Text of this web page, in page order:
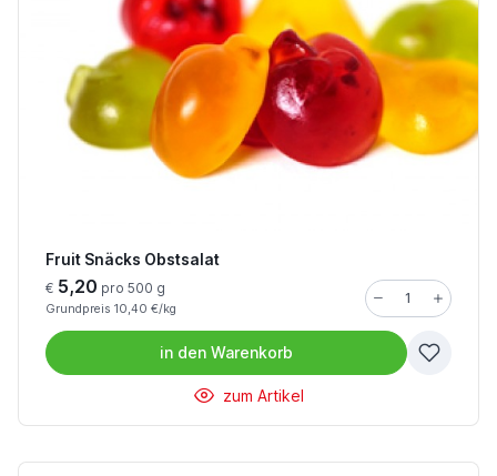
Fruit Snäcks Obstsalat
€ 5,20 pro 500 g
Grundpreis 10,40 €/kg
in den Warenkorb
zum Artikel